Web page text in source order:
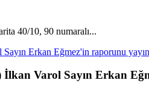
40/10, 90 numaralı...
Erkan Eğmez'in raporunu
Varol Sayın Erkan